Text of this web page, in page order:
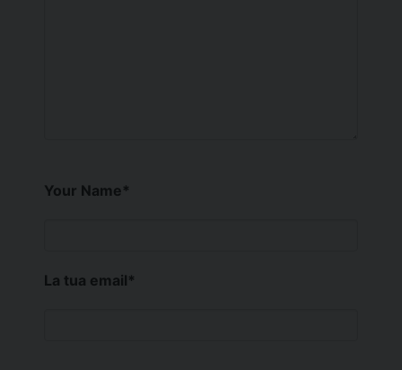
Your Name*
La tua email*